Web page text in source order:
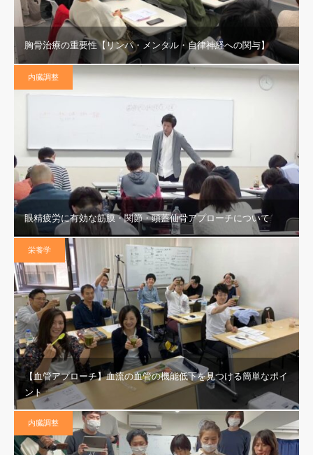
胸骨治療の重要性【リンパ・メンタル・自律神経への関与】
内臓調整
眼精疲労に有効な筋膜・関節・頭蓋仙骨アプローチについて
栄養学
【血管アプローチ】血流の血管の機能低下を見つける簡単なポイ
ント
内臓調整